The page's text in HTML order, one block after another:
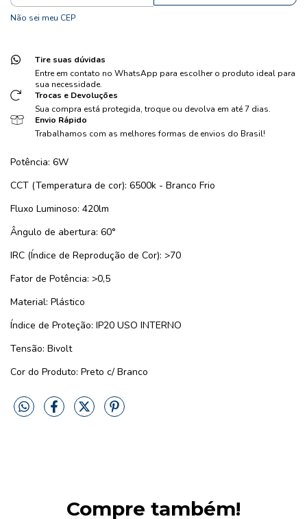
Não sei meu CEP
Tire suas dúvidas
Entre em contato no WhatsApp para escolher o produto ideal para
sua necessidade.
Trocas e Devoluções
Sua compra está protegida, troque ou devolva em até 7 dias.
Envio Rápido
Trabalhamos com as melhores formas de envios do Brasil!
Potência: 6W
CCT (Temperatura de cor): 6500k - Branco Frio
Fluxo Luminoso: 420lm
Ângulo de abertura: 60°
IRC (Índice de Reprodução de Cor): >70
Fator de Potência: >0,5
Material: Plástico
Índice de Proteção: IP20 USO INTERNO
Tensão: Bivolt
Cor do Produto: Preto c/ Branco
Compre também!